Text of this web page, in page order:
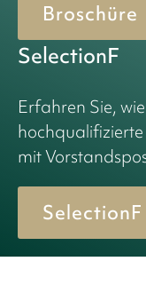
Broschüre
SelectionF
Erfahren Sie,
mit
SelectionF